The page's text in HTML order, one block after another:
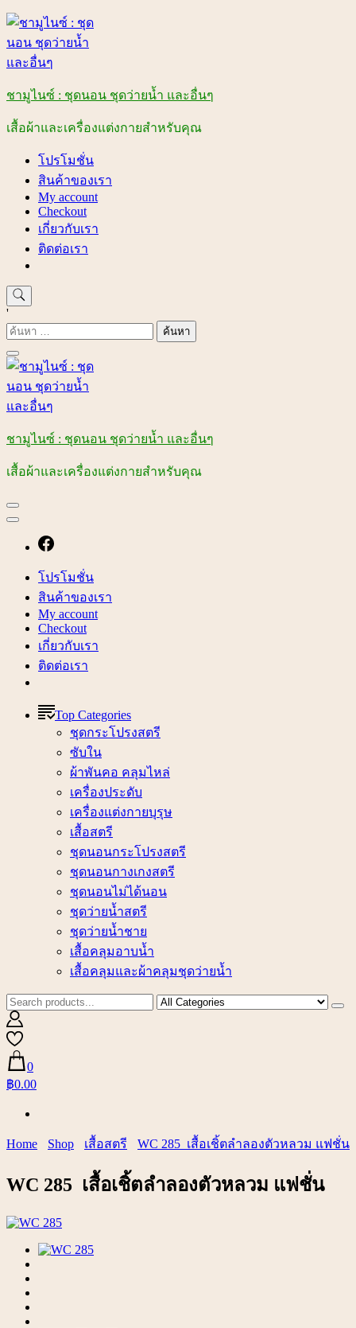
Skip
content
ชามูไนซ์ : ชุดนอน ชุดว่ายน้ำ และอื่นๆ
เสื้อผ้าและเครื่องแต่งกายสำหรับคุณ
โปรโมชั่น
สินค้าของเรา
My account
Checkout
เกี่ยวกับเรา
ติดต่อเรา
'
ค้นหา
สำหรับ:
ชามูไนซ์ : ชุดนอน ชุดว่ายน้ำ และอื่นๆ
เสื้อผ้าและเครื่องแต่งกายสำหรับคุณ
โปรโมชั่น
สินค้าของเรา
My account
Checkout
เกี่ยวกับเรา
ติดต่อเรา
Top Categories
ชุดกระโปรงสตรี
ซับใน
ผ้าพันคอ คลุมไหล่
เครื่องประดับ
เครื่องแต่งกายบุรุษ
เสื้อสตรี
ชุดนอนกระโปรงสตรี
ชุดนอนกางเกงสตรี
ชุดนอนไม่ได้นอน
ชุดว่ายน้ำสตรี
ชุดว่ายน้ำชาย
เสื้อคลุมอาบน้ำ
เสื้อคลุมและผ้าคลุมชุดว่ายน้ำ
0
฿0.00
Home Shop เสื้อสตรี WC 285 เสื้อเชิ้ตลำลองตัวหลวม แฟชั่น
WC 285 เสื้อเชิ้ตลำลองตัวหลวม แฟชั่น